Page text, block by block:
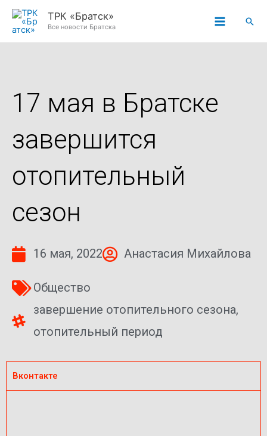
Перейти
ТРК «Братск»
Все новости Братска
17 мая в Братске
завершится
отопительный
сезон
16 мая, 2022 Анастасия Михайлова
Общество
завершение отопительного сезона,
отопительный период
Вконтакте